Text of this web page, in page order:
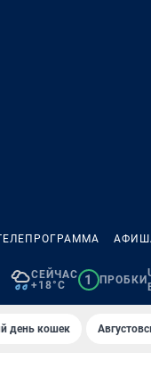
СЕЙЧАС
+18°C
1 ПРОБКИ
день кошек